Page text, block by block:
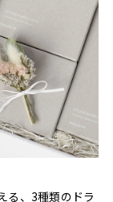
る、3種類のドラ